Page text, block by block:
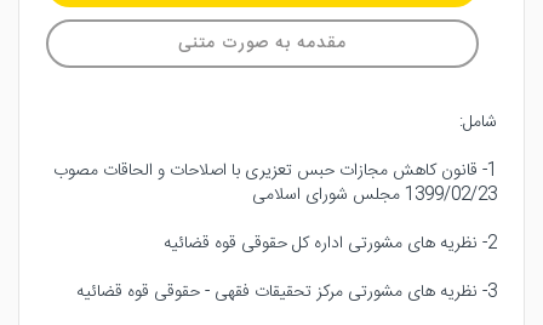
مقدمه به صورت متنی
شامل:
1- قانون کاهش مجازات حبس تعزیری با اصلاحات و الحاقات مصوب
1399/02/23 مجلس شورای اسلامی
2- نظریه های مشورتی اداره کل حقوقی قوه قضائیه
3- نظریه های مشورتی مرکز تحقیقات فقهی - حقوقی قوه قضائیه